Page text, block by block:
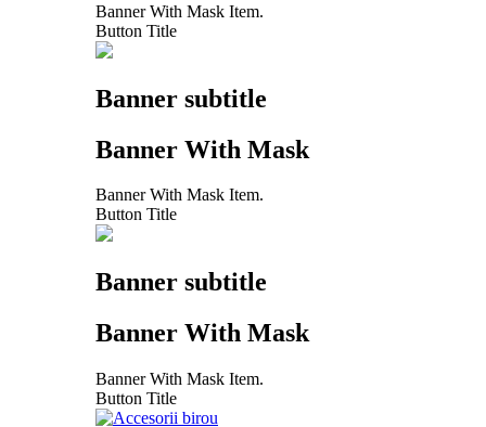
Banner With Mask Item.
Button Title
Banner subtitle
Banner With Mask
Banner With Mask Item.
Button Title
Banner subtitle
Banner With Mask
Banner With Mask Item.
Button Title